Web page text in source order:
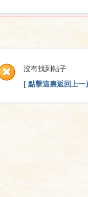
沒有找到帖子
[ 點擊這裏返回上一